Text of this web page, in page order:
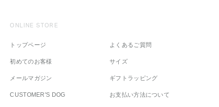
ONLINE STORE
トップページ
初めてのお客様
メールマガジン
CUSTOMER'S DOG
よくあるご質問
サイズ
ギフトラッピング
お支払い方法について